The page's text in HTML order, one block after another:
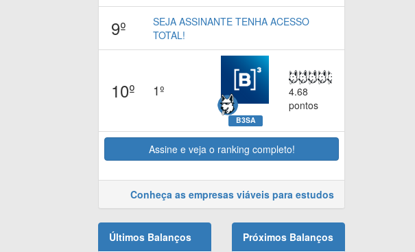
9º
SEJA ASSINANTE TENHA ACESSO
TOTAL!
10º 1º
B3SA
4.68
pontos
Assine e veja o ranking completo!
Conheça as empresas viáveis para estudos
Últimos Balanços Próximos Balanços